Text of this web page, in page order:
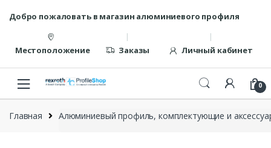
содержанию
Добро пожаловать в магазин алюминиевого профиля
Местоположение Заказы Личный кабинет
0
Главная Алюминиевый профиль, комплектующие и